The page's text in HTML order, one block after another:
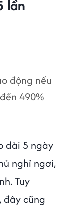
lần
động nếu
490%
dài 5 ngày
nghỉ ngơi,
Tuy
đây cũng